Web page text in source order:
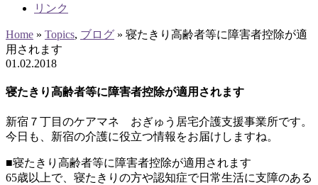
リンク
Home » Topics, ブログ » 寝たきり高齢者等に障害者控除が適
用されます
01 .02.2018
寝たきり高齢者等に障害者控除が適用されます
新宿７丁目のケアマネ おぎゅう居宅介護支援事業所です。
今日も、新宿の介護に役立つ情報をお届けしますね。
■寝たきり高齢者等に障害者控除が適用されます
65歳以上で、寝たきりの方や認知症で日常生活に支障のある